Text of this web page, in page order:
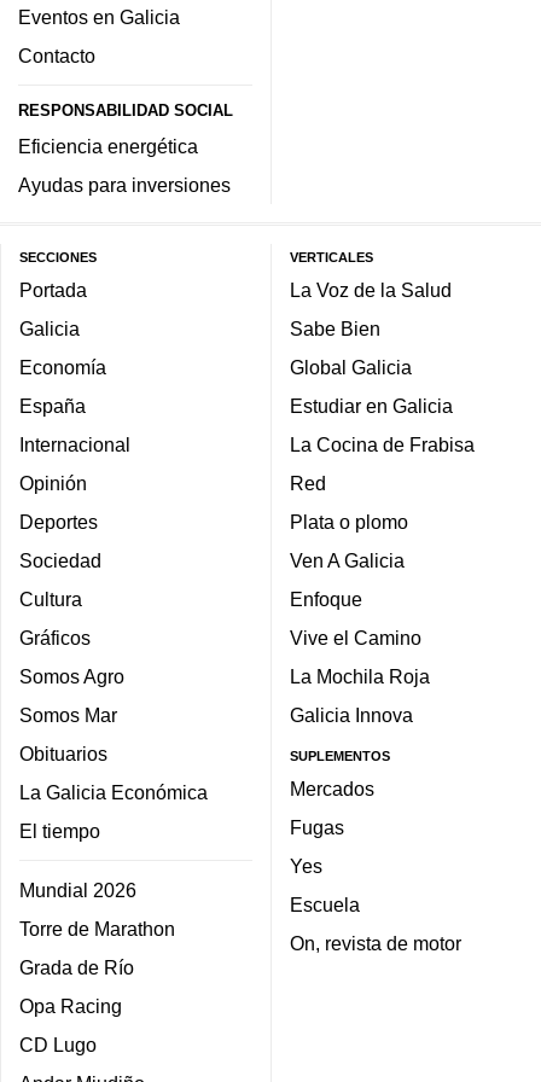
Eventos en Galicia
Contacto
RESPONSABILIDAD SOCIAL
Eficiencia energética
Ayudas para inversiones
SECCIONES
Portada
Galicia
Economía
España
Internacional
Opinión
Deportes
Sociedad
Cultura
Gráficos
Somos Agro
Somos Mar
Obituarios
La Galicia Económica
El tiempo
Mundial 2026
Torre de Marathon
Grada de Río
Opa Racing
CD Lugo
VERTICALES
La Voz de la Salud
Sabe Bien
Global Galicia
Estudiar en Galicia
La Cocina de Frabisa
Red
Plata o plomo
Ven A Galicia
Enfoque
Vive el Camino
La Mochila Roja
Galicia Innova
SUPLEMENTOS
Mercados
Fugas
Yes
Escuela
On, revista de motor